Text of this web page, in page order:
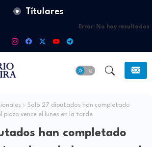
Títulares
Error: No hay resultados
Solo 27 diputados han completado
plazo vence el lunes en la tarde
han completado